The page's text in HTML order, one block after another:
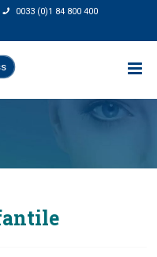
0033 (0)1 84 800 400